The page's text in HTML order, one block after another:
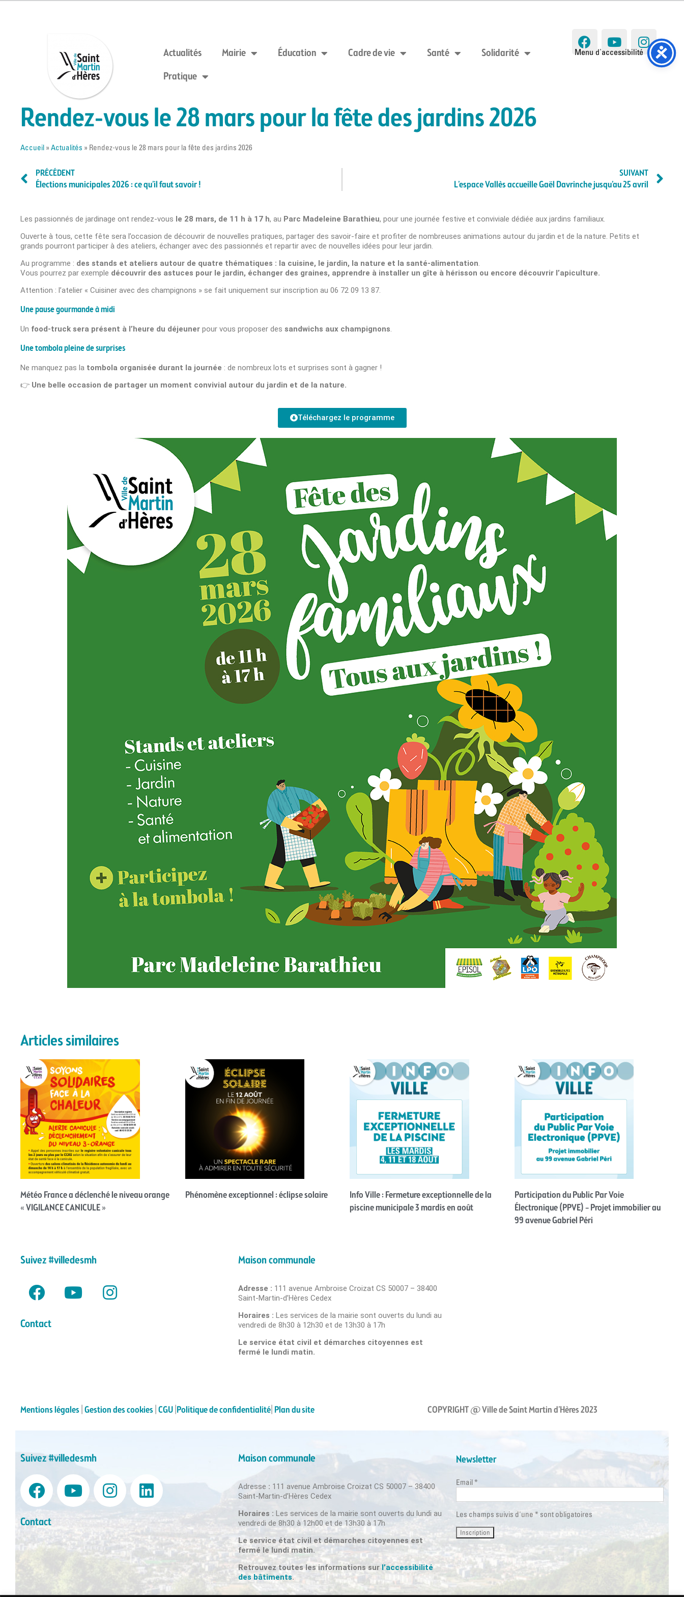
Actualités Mairie Éducation Cadre de vie Santé
Solidarité
Pratique
Rendez-vous le 28 mars pour la fête des jardins 2026
Accueil » Actualités » Rendez-vous le 28 mars pour la fête des jardins 2026
PRÉCÉDENT
Élections municipales 2026 : ce qu’il faut savoir !
SUIVANT
L’espace Vallès accueille Gaël Davrinche jusqu’au 25 avril
Les passionnés de jardinage ont rendez-vous le 28 mars, de 11 h à 17 h, au Parc Madeleine Barathieu, pour une journée festive et conviviale dédiée aux jardins familiaux.
Ouverte à tous, cette fête sera l’occasion de découvrir de nouvelles pratiques, partager des savoir-faire et profiter de nombreuses animations autour du jardin et de la nature. Petits et
grands pourront participer à des ateliers, échanger avec des passionnés et repartir avec de nouvelles idées pour leur jardin.
Au programme : des stands et ateliers autour de quatre thématiques : la cuisine, le jardin, la nature et la santé-alimentation.
Vous pourrez par exemple découvrir des astuces pour le jardin, échanger des graines, apprendre à installer un gîte à hérisson ou encore découvrir l’apiculture.
Attention : l’atelier « Cuisiner avec des champignons » se fait uniquement sur inscription au 06 72 09 13 87.
Une pause gourmande à midi
Un food-truck sera présent à l’heure du déjeuner pour vous proposer des sandwichs aux champignons.
Une tombola pleine de surprises
Ne manquez pas la tombola organisée durant la journée : de nombreux lots et surprises sont à gagner !
👉 Une belle occasion de partager un moment convivial autour du jardin et de la nature.
Téléchargez le programme
Articles similaires
Météo France a déclenché le niveau orange
« VIGILANCE CANICULE »
Phénomène exceptionnel : éclipse solaire
Info Ville : Fermeture exceptionnelle de la
piscine municipale 3 mardis en août
Participation du Public Par Voie
Électronique (PPVE) – Projet immobilier au
99 avenue Gabriel Péri
Suivez #villedesmh
Contact
Maison communale
Adresse : 111 avenue Ambroise Croizat CS 50007 – 38400
Saint-Martin-d’Hères Cedex
Horaires : Les services de la mairie sont ouverts du lundi au
vendredi de 8h30 à 12h30 et de 13h30 à 17h
Le service état civil et démarches citoyennes est
fermé le lundi matin.
Mentions légales Gestion des cookies CGU Politique de confidentialité Plan du site COPYRIGHT @ Ville de Saint Martin d’Hères 2023
Suivez #villedesmh
Contact
Maison communale
Adresse : 111 avenue Ambroise Croizat CS 50007 – 38400
Saint-Martin-d’Hères Cedex
Horaires : Les services de la mairie sont ouverts du lundi au
vendredi de 8h30 à 12h00 et de 13h30 à 17h
Le service état civil et démarches citoyennes est
fermé le lundi matin.
Retrouvez toutes les informations sur l’accessibilité
des bâtiments.
Newsletter
Email *
Les champs suivis d'une * sont obligatoires